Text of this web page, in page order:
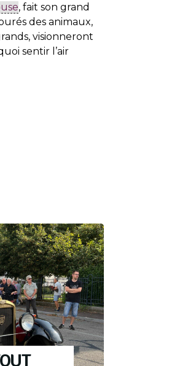
, fait son grand
des animaux,
visionneront
sentir l’air